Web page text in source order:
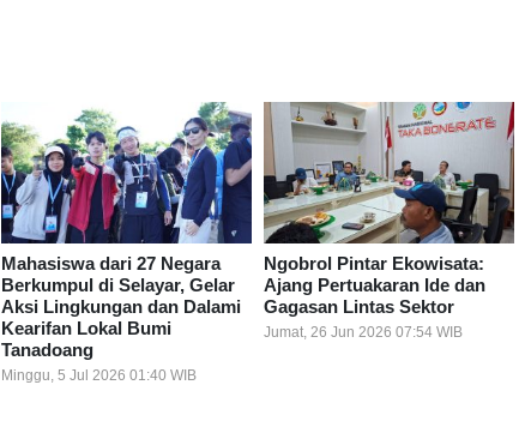
Mahasiswa dari 27 Negara
Berkumpul di Selayar, Gelar
Aksi Lingkungan dan Dalami
Kearifan Lokal Bumi
Tanadoang
Minggu, 5 Jul 2026 01:40 WIB
Ngobrol Pintar Ekowisata:
Ajang Pertuakaran Ide dan
Gagasan Lintas Sektor
Jumat, 26 Jun 2026 07:54 WIB